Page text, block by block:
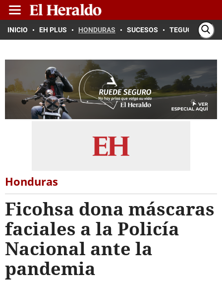
INICIO EH PLUS HONDURAS SUCESOS TEGUCIGALPA
Honduras
Ficohsa dona máscaras
faciales a la Policía
Nacional ante la
pandemia